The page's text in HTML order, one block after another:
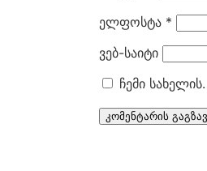
ელფოსტა *
ვებ-საიტი
ჩემი